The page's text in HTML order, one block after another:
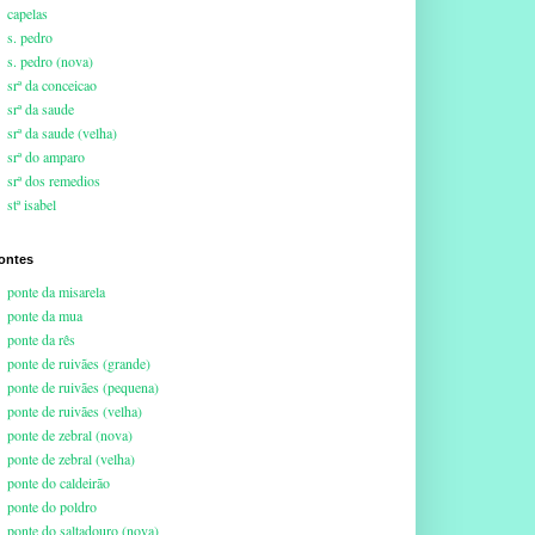
capelas
s. pedro
s. pedro (nova)
srª da conceicao
srª da saude
srª da saude (velha)
srª do amparo
srª dos remedios
stª isabel
ponte da misarela
ponte da mua
ponte da rês
ponte de ruivães (grande)
ponte de ruivães (pequena)
ponte de ruivães (velha)
ponte de zebral (nova)
ponte de zebral (velha)
ponte do caldeirão
ponte do poldro
ponte do saltadouro (nova)